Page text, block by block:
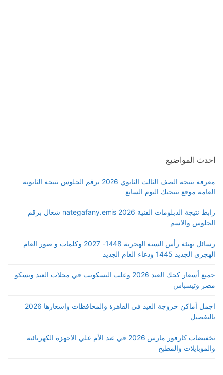
احدث المواضيع
معرفة نتيجة الصف الثالث الثانوي 2026 برقم الجلوس نتيجة الثانوية
العامة موقع نتيجتك اليوم السابع
رابط نتيجة الدبلومات الفنية 2026 nategafany.emis شغال برقم
الجلوس والاسم
رسائل تهنئة رأس السنة الهجرية 1448- 2027 وكلمات و صور العام
الهجري الجديد 1445 ودعاء العام الجديد
جميع أسعار كحك العيد 2026 وعلب البسكويت في محلات العبد وبسكو
مصر وتيسباس
اجمل أماكن خروجة العيد في القاهرة والمحافظات واسعارها 2026
بالتفصيل
تخفيضات كارفور مارس 2026 في عيد الأم علي الاجهزة الكهربائية
والموبايلات والمطبخ